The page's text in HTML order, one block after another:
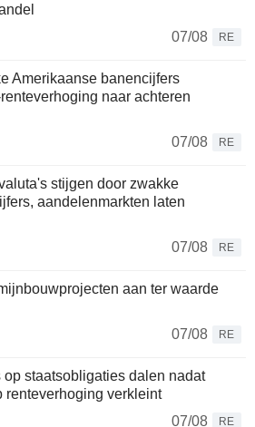
07/08
RE
Amerikaanse banencijfers
naar achteren
07/08
RE
stijgen door zwakke
aandelenmarkten laten
07/08
RE
aan ter waarde
07/08
RE
op staatsobligaties dalen nadat
renteverhoging verkleint
07/08
RE